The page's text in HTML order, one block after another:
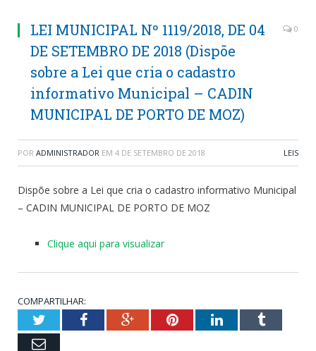
LEI MUNICIPAL Nº 1119/2018, DE 04
DE SETEMBRO DE 2018 (Dispõe
sobre a Lei que cria o cadastro
informativo Municipal – CADIN
MUNICIPAL DE PORTO DE MOZ)
0
POR ADMINISTRADOR EM 4 DE SETEMBRO DE 2018 LEIS
Dispõe sobre a Lei que cria o cadastro informativo Municipal
– CADIN MUNICIPAL DE PORTO DE MOZ
Clique aqui para visualizar
COMPARTILHAR:
TwitterFacebookGoogle+PinterestLinkedInTumblr
Email